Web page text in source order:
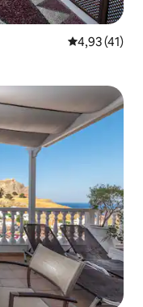
Средна
4,93 (41)